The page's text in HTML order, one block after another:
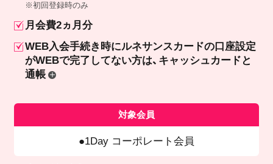
※初回登録時のみ
月会費2ヵ月分
WEB入会手続き時にルネサンスカードの口座設定
がWEBで完了してない方は、キャッシュカードと
通帳
対象会員
1Day コーポレート会員